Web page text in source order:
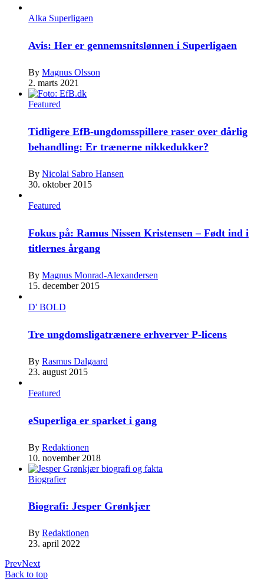
Alka Superligaen
Avis: Her er gennemsnitslønnen i Superligaen
By Magnus Olsson
2. marts 2021
Featured
Tidligere EfB-ungdomsspillere raser over dårlig
behandling: Er trænerne nikkedukker?
By Nicolai Sabro Hansen
30. oktober 2015
Featured
Fokus på: Ramus Nissen Kristensen – Født ind i
titlernes årgang
By Magnus Monrad-Alexandersen
15. december 2015
D' BOLD
Tre ungdomsligatrænere erhverver P-licens
By Rasmus Dalgaard
23. august 2015
Featured
eSuperliga er sparket i gang
By Redaktionen
10. november 2018
Biografier
Biografi: Jesper Grønkjær
By Redaktionen
23. april 2022
PrevNext
Back to top